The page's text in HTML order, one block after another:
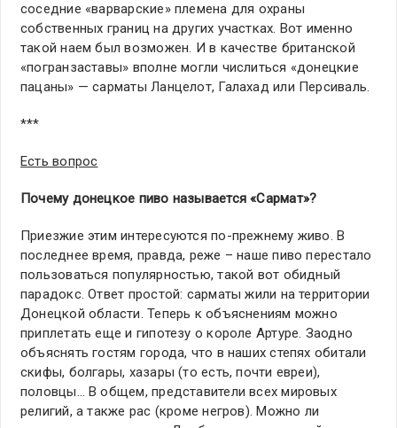
соседние «варварские» племена для охраны
собственных границ на других участках. Вот именно
такой наем был возможен. И в качестве британской
«погранзаставы» вполне могли числиться «донецкие
пацаны» — сарматы Ланцелот, Галахад или Персиваль.
***
Есть вопрос
Почему донецкое пиво называется «Сармат»?
Приезжие этим интересуются по-прежнему живо. В
последнее время, правда, реже – наше пиво перестало
пользоваться популярностью, такой вот обидный
парадокс. Ответ простой: сарматы жили на территории
Донецкой области. Теперь к объяснениям можно
приплетать еще и гипотезу о короле Артуре. Заодно
объяснять гостям города, что в наших степях обитали
скифы, болгары, хазары (то есть, почти евреи),
половцы… В общем, представители всех мировых
религий, а также рас (кроме негров). Можно ли